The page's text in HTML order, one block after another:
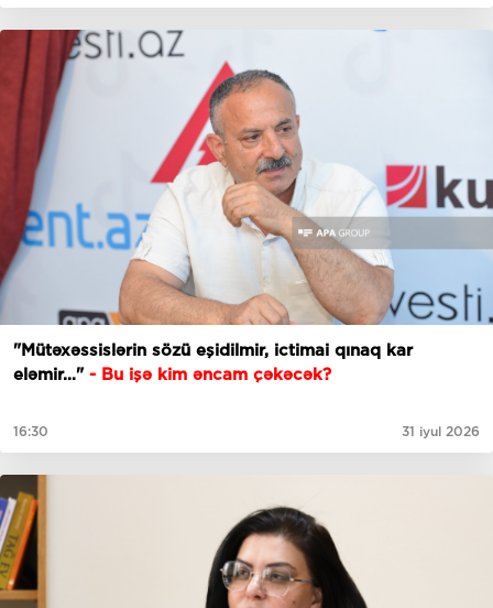
"Mütəxəssislərin sözü eşidilmir, ictimai qınaq kar
eləmir…" - Bu işə kim əncam çəkəcək?
16:30 31 iyul 2026